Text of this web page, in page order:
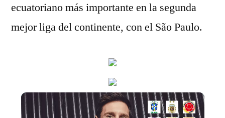
ecuatoriano más importante en la segunda
mejor liga del continente, con el São Paulo.